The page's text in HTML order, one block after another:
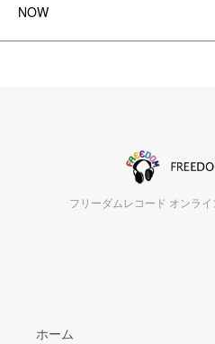
NOW
フリーダムレコード オンラ
ホーム